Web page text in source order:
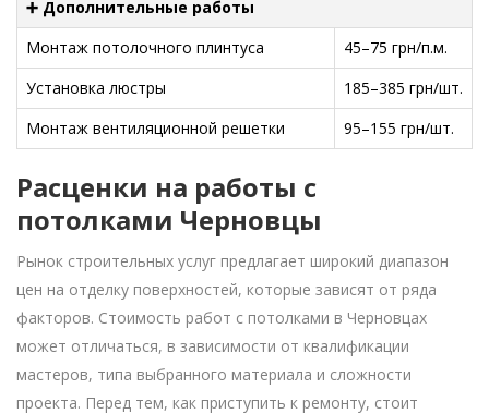
➕ Дополнительные работы
Монтаж потолочного плинтуса
45–75 грн/п.м.
Установка люстры
185–385 грн/шт.
Монтаж вентиляционной решетки
95–155 грн/шт.
Расценки на работы с
потолками Черновцы
Рынок строительных услуг предлагает широкий диапазон
цен на отделку поверхностей, которые зависят от ряда
факторов. Стоимость работ с потолками в Черновцах
может отличаться, в зависимости от квалификации
мастеров, типа выбранного материала и сложности
проекта. Перед тем, как приступить к ремонту, стоит